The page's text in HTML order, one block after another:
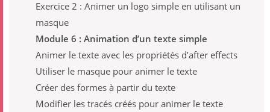
Exercice 2 : Animer un logo simple en utilisant un
masque
Module 6 : Animation d’un texte simple
Animer le texte avec les propriétés d’after effects
Utiliser le masque pour animer le texte
Créer des formes à partir du texte
Modifier les tracés créés pour animer le texte